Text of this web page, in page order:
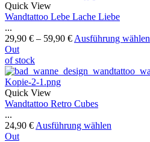
Quick View
Wandtattoo Lebe Lache Liebe
...
29,90 € – 59,90 € Ausführung wählen
Out
of stock
Quick View
Wandtattoo Retro Cubes
...
24,90 € Ausführung wählen
Out